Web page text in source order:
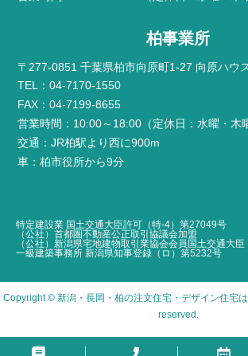
柏事業所
〒277-0851 千葉県柏市向原町1-27 向原ハウ
TEL：04-7170-1550
FAX：04-7199-8655
営業時間：10:00～18:00（定休日：水曜・木
交通：JR柏駅より西に900m
車：柏市役所から9分
特定建設業 国土交通大臣許可（特-4）第27049号
（公社）首都圏不動産公正取引協議会加盟
（公社）新潟県宅地建物取引業協会会員国土交通大
一級建築事務所 新潟県知事登録（ロ）第5232号
Copyright © 新潟・長岡・柏の注文住宅・デザイン住宅
reserved.